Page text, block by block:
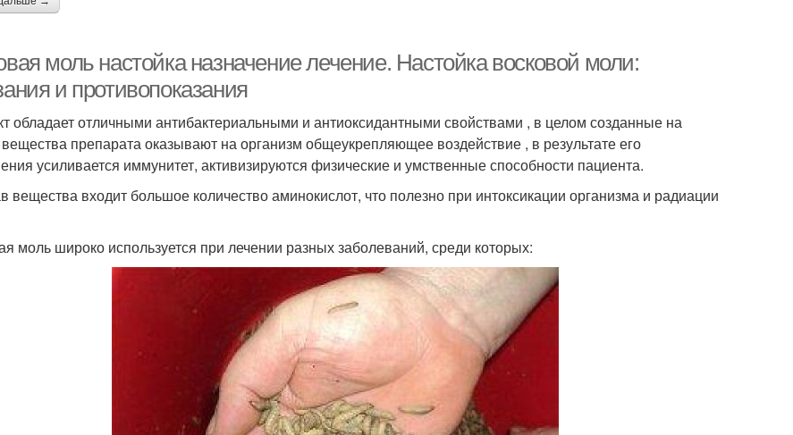
моль настойка назначение лечение. Настойка восковой моли:
и противопоказания
обладает отличными антибактериальными и антиоксидантными свойствами , в целом созданные на
препарата оказывают на организм общеукрепляющее воздействие , в результате его
усиливается иммунитет, активизируются физические и умственные способности пациента.
вещества входит большое количество аминокислот, что полезно при интоксикации организма и радиации
моль широко используется при лечении разных заболеваний, среди которых: